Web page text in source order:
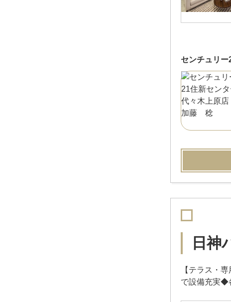
センチュリ
日神
【テラス・
で設備充実◆